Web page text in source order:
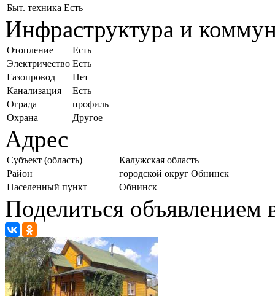
Быт. техника Есть
Инфраструктура и
Отопление
Есть
Электричество Есть
Газопровод
Нет
Канализация
Есть
Ограда
профиль
Охрана
Другое
Адрес
Субъект (область)
Калужская область
Район
городской округ Обнинск
Населенный пункт
Обнинск
Поделиться объявлением